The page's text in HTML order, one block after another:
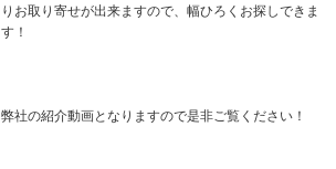
りお取り寄せが出来ますので、幅ひろくお探しできま
す！
弊社の紹介動画となりますので是非ご覧ください！